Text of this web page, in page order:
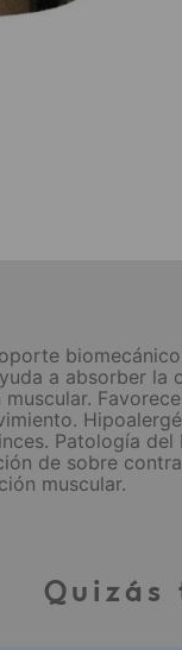
a absorber
Patología
de sobre
muscular.
Quizás